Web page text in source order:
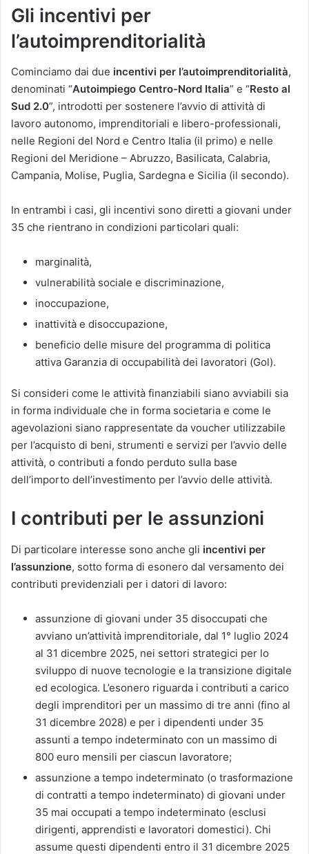
Gli incentivi per
l’autoimprenditorialità
Cominciamo dai due incentivi per l’autoimprenditorialità,
denominati “Autoimpiego Centro-Nord Italia” e “Resto al
Sud 2.0”, introdotti per sostenere l’avvio di attività di
lavoro autonomo, imprenditoriali e libero-professionali,
nelle Regioni del Nord e Centro Italia (il primo) e nelle
Regioni del Meridione – Abruzzo, Basilicata, Calabria,
Campania, Molise, Puglia, Sardegna e Sicilia (il secondo).
In entrambi i casi, gli incentivi sono diretti a giovani under
35 che rientrano in condizioni particolari quali:
marginalità,
vulnerabilità sociale e discriminazione,
inoccupazione,
inattività e disoccupazione,
beneficio delle misure del programma di politica
attiva Garanzia di occupabilità dei lavoratori (Gol).
Si consideri come le attività finanziabili siano avviabili sia
in forma individuale che in forma societaria e come le
agevolazioni siano rappresentate da voucher utilizzabile
per l’acquisto di beni, strumenti e servizi per l’avvio delle
attività, o contributi a fondo perduto sulla base
dell’importo dell’investimento per l’avvio delle attività.
I contributi per le assunzioni
Di particolare interesse sono anche gli incentivi per
l’assunzione, sotto forma di esonero dal versamento dei
contributi previdenziali per i datori di lavoro:
assunzione di giovani under 35 disoccupati che
avviano un’attività imprenditoriale, dal 1° luglio 2024
al 31 dicembre 2025, nei settori strategici per lo
sviluppo di nuove tecnologie e la transizione digitale
ed ecologica. L’esonero riguarda i contributi a carico
degli imprenditori per un massimo di tre anni (fino al
31 dicembre 2028) e per i dipendenti under 35
assunti a tempo indeterminato con un massimo di
800 euro mensili per ciascun lavoratore;
assunzione a tempo indeterminato (o trasformazione
di contratti a tempo indeterminato) di giovani under
35 mai occupati a tempo indeterminato (esclusi
dirigenti, apprendisti e lavoratori domestici). Chi
assume questi dipendenti entro il 31 dicembre 2025